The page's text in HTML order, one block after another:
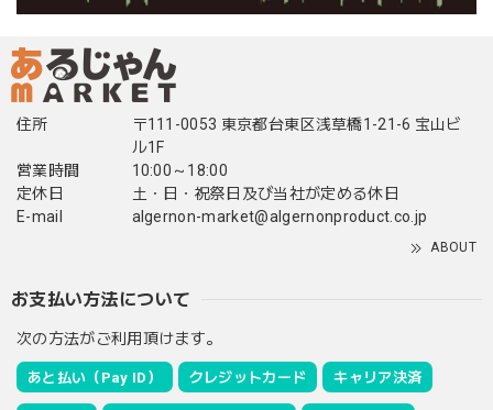
住所
〒111-0053 東京都台東区浅草橋1-21-6 宝山ビ
ル1F
営業時間
10:00～18:00
定休日
土・日・祝祭日及び当社が定める休日
E-mail
algernon-market@algernonproduct.co.jp
ABOUT
お支払い方法について
次の方法がご利用頂けます。
あと払い（Pay ID） クレジットカード キャリア決済